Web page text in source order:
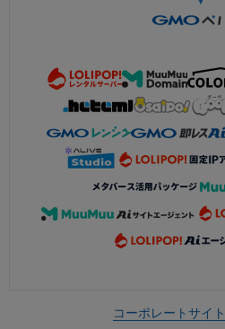
コーポレートサイト